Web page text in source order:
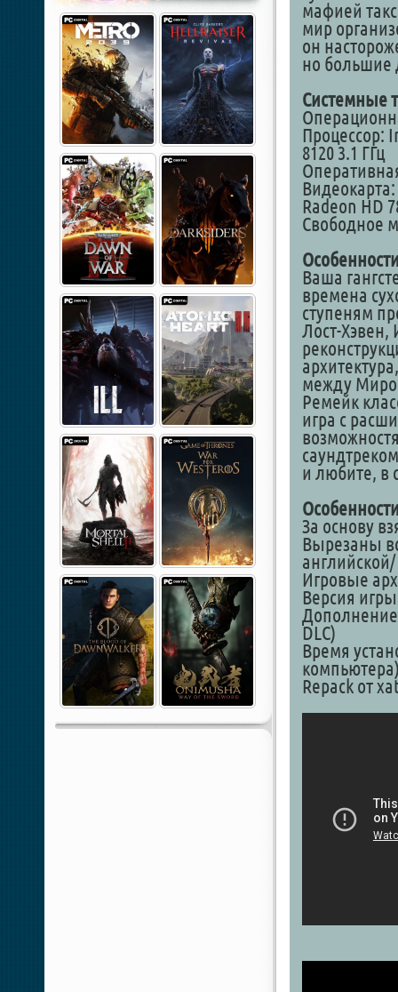
мафией
мир
он
но большие
Системные
Процессор:
8120 3.1 ГГц
Видеокарта:
Radeon HD
Свободное
Ваша
времена
ступеням
Лост-
между
Ремейк
игра с
и любите, в
За основу
Вырезаны
Игровые
Версия
DLC)
Время
Repack от